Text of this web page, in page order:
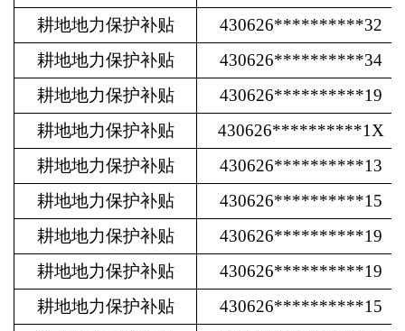
耕地地力保护补贴
430626**********32
耕地地力保护补贴
430626**********34
耕地地力保护补贴
430626**********19
耕地地力保护补贴
430626**********1X
耕地地力保护补贴
430626**********13
耕地地力保护补贴
430626**********15
耕地地力保护补贴
430626**********19
耕地地力保护补贴
430626**********19
耕地地力保护补贴
430626**********15